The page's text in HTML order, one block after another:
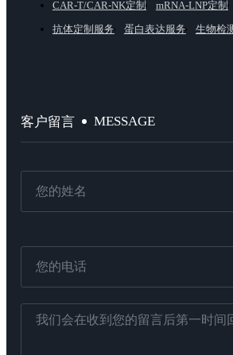
CAR-T/CAR-NK定制 mRNA-LNP定制
抗体定制服务
蛋白表达服务 生物检
客户留言 MESSAGE